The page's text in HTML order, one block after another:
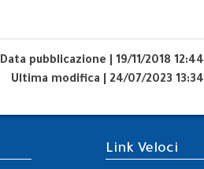
Data pubblicazione
19/11/2018 12:44
Ultima modifica
24/07/2023 13:34
Link Veloci